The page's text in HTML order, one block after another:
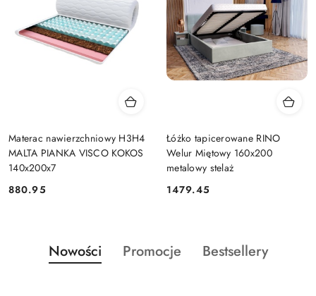
Materac nawierzchniowy H3H4
MALTA PIANKA VISCO KOKOS
140x200x7
Cena:
880.95
Łóżko tapicerowane RINO
Welur Miętowy 160x200
metalowy stelaż
Cena:
1479.45
Pomiń karuzelę produktów
Produkty
o
Nowości
Produkty
Promocje
Produkty
Bestsellery